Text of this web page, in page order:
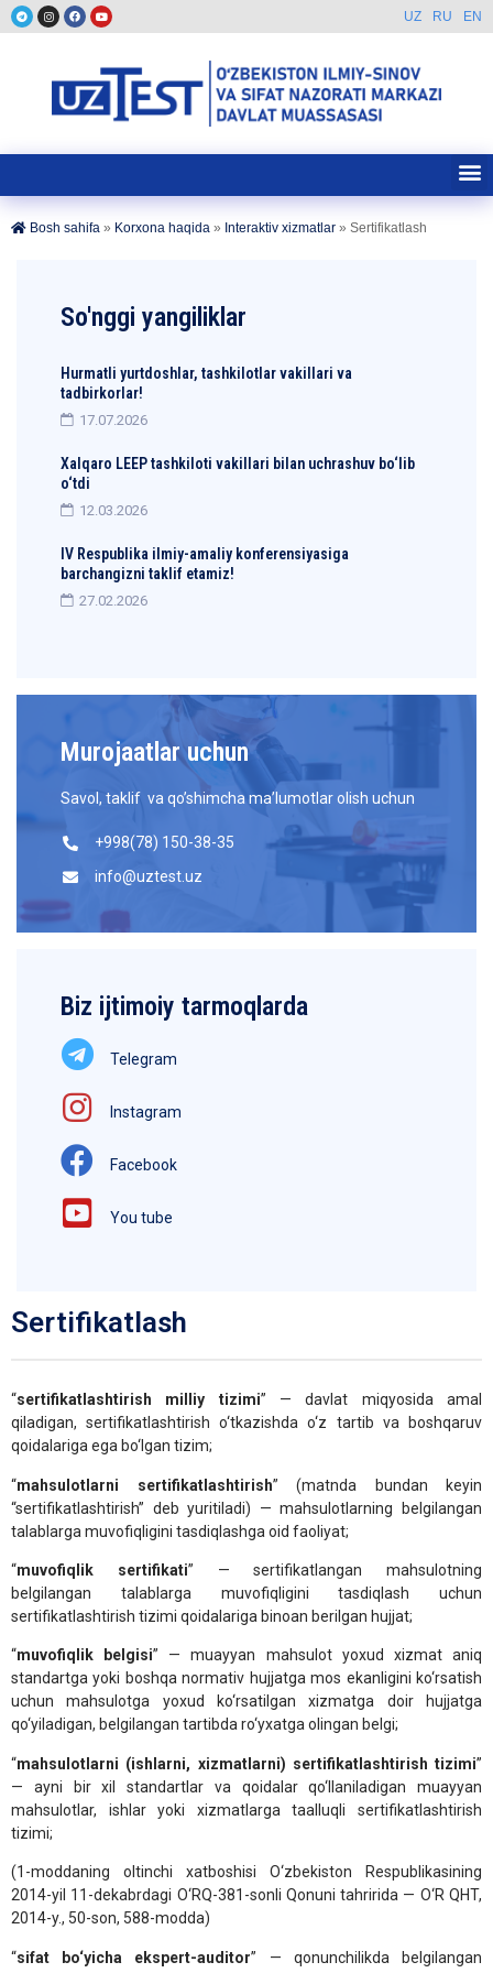
UZ RU EN
Bosh sahifa » Korxona haqida » Interaktiv xizmatlar » Sertifikatlash
So'nggi yangiliklar
Hurmatli yurtdoshlar, tashkilotlar vakillari va
tadbirkorlar!
17.07.2026
Xalqaro LEEP tashkiloti vakillari bilan uchrashuv bo‘lib
o‘tdi
12.03.2026
IV Respublika ilmiy-amaliy konferensiyasiga
barchangizni taklif etamiz!
27.02.2026
Murojaatlar uchun
Savol, taklif va qo’shimcha ma’lumotlar olish uchun
+998(78) 150-38-35
info@uztest.uz
Biz ijtimoiy tarmoqlarda
Telegram
Instagram
Facebook
You tube
Sertifikatlash
“sertifikatlashtirish milliy tizimi” — davlat miqyosida amal
qiladigan, sertifikatlashtirish o‘tkazishda o‘z tartib va boshqaruv
qoidalariga ega bo‘lgan tizim;
“mahsulotlarni sertifikatlashtirish” (matnda bundan keyin
“sertifikatlashtirish” deb yuritiladi) — mahsulotlarning belgilangan
talablarga muvofiqligini tasdiqlashga oid faoliyat;
“muvofiqlik sertifikati” — sertifikatlangan mahsulotning
belgilangan talablarga muvofiqligini tasdiqlash uchun
sertifikatlashtirish tizimi qoidalariga binoan berilgan hujjat;
“muvofiqlik belgisi” — muayyan mahsulot yoxud xizmat aniq
standartga yoki boshqa normativ hujjatga mos ekanligini ko‘rsatish
uchun mahsulotga yoxud ko‘rsatilgan xizmatga doir hujjatga
qo‘yiladigan, belgilangan tartibda ro‘yxatga olingan belgi;
“mahsulotlarni (ishlarni, xizmatlarni) sertifikatlashtirish tizimi”
— ayni bir xil standartlar va qoidalar qo‘llaniladigan muayyan
mahsulotlar, ishlar yoki xizmatlarga taalluqli sertifikatlashtirish
tizimi;
(1-moddaning oltinchi xatboshisi O‘zbekiston Respublikasining
2014-yil 11-dekabrdagi O‘RQ-381-sonli Qonuni tahririda — O‘R QHT,
2014-y., 50-son, 588-modda)
“sifat bo‘yicha ekspert-auditor” — qonunchilikda belgilangan